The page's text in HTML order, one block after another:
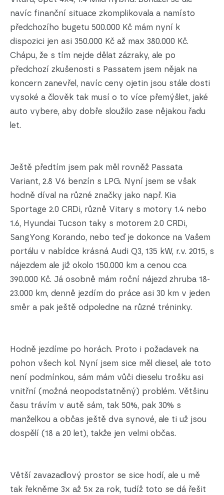
navíc finanční situace zkomplikovala a namísto
předchozího bugetu 500.000 Kč mám nyní k
dispozici jen asi 350.000 Kč až max 380.000 Kč.
Chápu, že s tím nejde dělat zázraky, ale po
předchozí zkušenosti s Passatem jsem nějak na
koncern zanevřel, navíc ceny ojetin jsou stále dosti
vysoké a člověk tak musí o to více přemýšlet, jaké
auto vybere, aby dobře sloužilo zase nějakou řadu
let.
Ještě předtím jsem pak měl rovněž Passata
Variant, 2.8 V6 benzín s LPG. Nyní jsem se však
hodně díval na různé značky jako např. Kia
Sportage 2.0 CRDi, různě Vitary s motory 1.4 nebo
1.6, Hyundai Tucson taky s motorem 2.0 CRDi,
SangYong Korando, nebo teď je dokonce na Vašem
portálu v nabídce krásná Audi Q3, 135 kW, r.v. 2015, s
nájezdem ale již okolo 150.000 km a cenou cca
390.000 Kč. Já osobně mám roční nájezd zhruba 18-
23.000 km, denně jezdím do práce asi 30 km v jeden
směr a pak ještě odpoledne na různé tréninky.
Hodně jezdíme po horách. Proto i požadavek na
pohon všech kol. Nyní jsem sice měl diesel, ale toto
není podmínkou, sám mám vůči dieselu trošku asi
vnitřní (možná neopodstatněný) problém. Většinu
času trávím v autě sám, tak 50%, pak 30% s
manželkou a občas ještě dva synové, ale ti už jsou
dospělí (18 a 20 let), takže jen velmi občas.
Větší zavazadlový prostor se sice hodí, ale u mě
tak řekněme 3x až 5x za rok, tudíž toto se dá řešit